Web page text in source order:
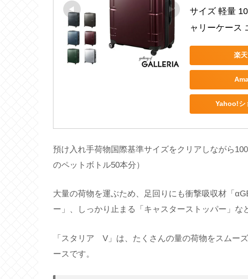
サイズ 軽量
ャリーケース
楽
Yahoo!シ
預け入れ手荷物国際基準サイズをクリアしながら
のペットボトル50本分）
大量の荷物を運ぶため、足回りにも衝撃吸収材「
ー」、しっかり止まる「キャスターストッパー」な
「スタリア V」は、たくさんの量の荷物をスムー
ースです。